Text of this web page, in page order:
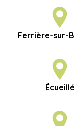
Ferrière-sur-
Écueillé